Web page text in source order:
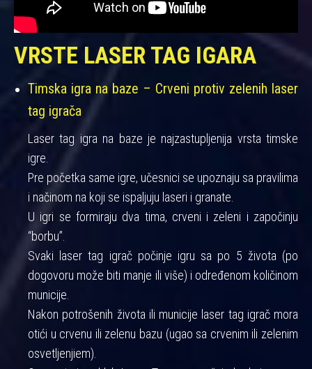
VRSTE LASER TAG IGARA
Timska igra na baze – Crveni protiv zelenih laser
tag igrača
Laser tag igra na baze je najzastupljenija vrsta timske
igre.
Pre početka same igre, učesnici se upoznaju sa pravilima
i načinom na koji se ispaljuju laseri i granate.
U igri se formiraju dva tima, crveni i zeleni i započinju
“borbu”.
Svaki laser tag igrač počinje igru sa po 5 života (po
dogovoru može biti manje ili više) i određenom količinom
municije.
Nakon potrošenih života ili municije laser tag igrač mora
otići u crvenu ili zelenu bazu (ugao sa crvenim ili zelenim
osvetljenjiem).